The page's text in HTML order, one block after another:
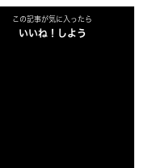
この記事が気に入ったら
いいね！しよう